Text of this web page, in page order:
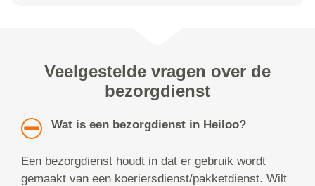
Veelgestelde vragen over de
bezorgdienst
Wat is een bezorgdienst in Heiloo?
Een bezorgdienst houdt in dat er gebruik wordt
gemaakt van een koeriersdienst/pakketdienst. Wilt